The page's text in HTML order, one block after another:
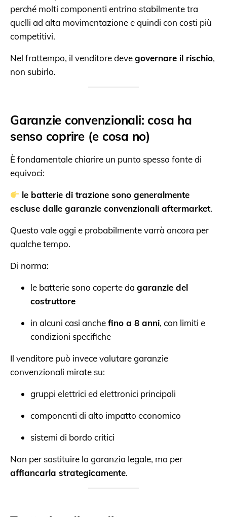
perché molti componenti entrino stabilmente tra
quelli ad alta movimentazione e quindi con costi più
competitivi.
Nel frattempo, il venditore devegovernare il rischio,
non subirlo.
Garanzie convenzionali: cosa ha
senso coprire (e cosa no)
È fondamentale chiarire un punto spesso fonte di
equivoci:
le batterie di trazione sono generalmente
escluse dalle garanzie convenzionali aftermarket.
Questo vale oggi e probabilmente varrà ancora per
qualche tempo.
Di norma:
le batterie sono coperte da garanzie del
costruttore
in alcuni casi anchefino a 8 anni, con limiti e
condizioni specifiche
Il venditore può invece valutare garanzie
convenzionali mirate su:
gruppi elettrici ed elettronici principali
componenti di alto impatto economico
sistemi di bordo critici
Non per sostituire la garanzia legale, ma per
affiancarla strategicamente.